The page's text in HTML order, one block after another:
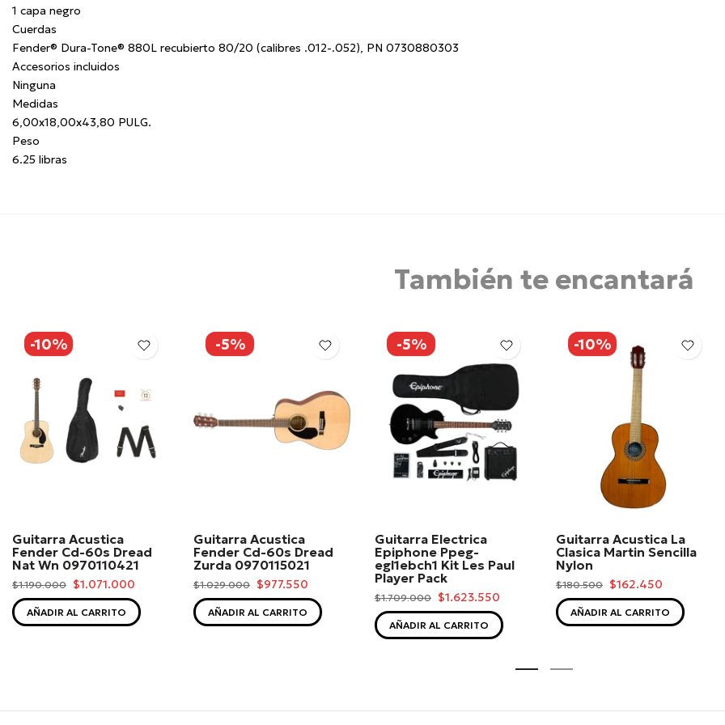
1 capa negro
Cuerdas
Fender® Dura-Tone® 880L recubierto 80/20 (calibres .012-.052), PN 0730880303
Accesorios incluidos
Ninguna
Medidas
6,00x18,00x43,80 PULG.
Peso
6.25 libras
También te encantará
-10%
Guitarra Acustica
Fender Cd-60s Dread
Nat Wn 0970110421
$1.190.000 $1.071.000
AÑADIR AL CARRITO
-5%
Guitarra Acustica
Fender Cd-60s Dread
Zurda 0970115021
$1.029.000 $977.550
AÑADIR AL CARRITO
-5%
Guitarra Electrica
Epiphone Ppeg-
egl1ebch1 Kit Les Paul
Player Pack
$1.709.000 $1.623.550
AÑADIR AL CARRITO
-10%
Guitarra Acustica La
Clasica Martin Sencilla
Nylon
$180.500 $162.450
AÑADIR AL CARRITO